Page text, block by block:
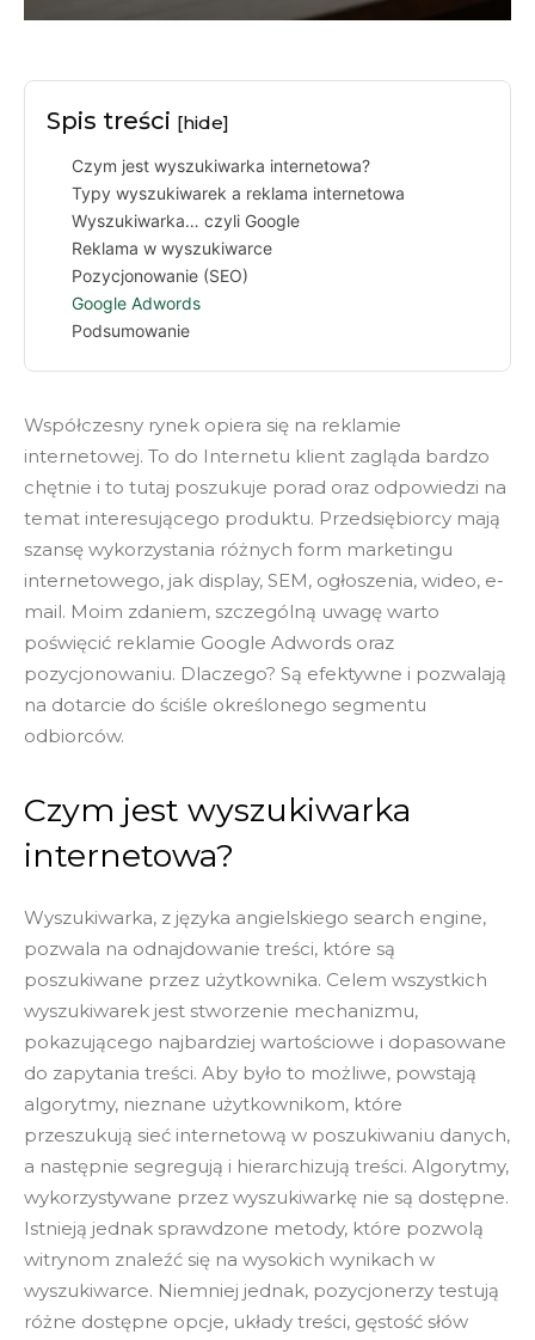
Spis treści [hide]
Czym jest wyszukiwarka internetowa?
Typy wyszukiwarek a reklama internetowa
Wyszukiwarka… czyli Google
Reklama w wyszukiwarce
Pozycjonowanie (SEO)
Google Adwords
Podsumowanie
Współczesny rynek opiera się na reklamie
internetowej. To do Internetu klient zagląda bardzo
chętnie i to tutaj poszukuje porad oraz odpowiedzi na
temat interesującego produktu. Przedsiębiorcy mają
szansę wykorzystania różnych form marketingu
internetowego, jak display, SEM, ogłoszenia, wideo, e-
mail. Moim zdaniem, szczególną uwagę warto
poświęcić reklamie Google Adwords oraz
pozycjonowaniu. Dlaczego? Są efektywne i pozwalają
na dotarcie do ściśle określonego segmentu
odbiorców.
Czym jest wyszukiwarka
internetowa?
Wyszukiwarka, z języka angielskiego search engine,
pozwala na odnajdowanie treści, które są
poszukiwane przez użytkownika. Celem wszystkich
wyszukiwarek jest stworzenie mechanizmu,
pokazującego najbardziej wartościowe i dopasowane
do zapytania treści. Aby było to możliwe, powstają
algorytmy, nieznane użytkownikom, które
przeszukują sieć internetową w poszukiwaniu danych,
a następnie segregują i hierarchizują treści. Algorytmy,
wykorzystywane przez wyszukiwarkę nie są dostępne.
Istnieją jednak sprawdzone metody, które pozwolą
witrynom znaleźć się na wysokich wynikach w
wyszukiwarce. Niemniej jednak, pozycjonerzy testują
różne dostępne opcje, układy treści, gęstość słów